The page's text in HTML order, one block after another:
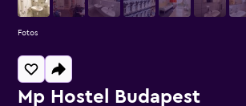
Mp Hostel Budapest
Fotos